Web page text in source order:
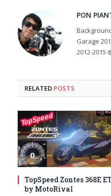
PON
Garage
2012-2015
RELATED POSTS
TopSpeed Zontes 368E
by MotoRival